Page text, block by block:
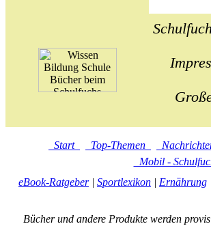
Start Top-Themen
Mobil -
eBook-Ratgeber| Sportlexikon | Ernährung
Bücher und andere Produkte werden